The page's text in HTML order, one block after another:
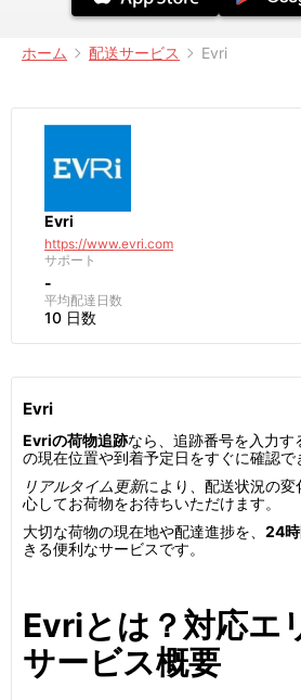
ホーム 配送サービス Evri
Evri
https://www.evri.com
サポート
-
平均配達日数
10 日数
Evri
Evriの荷物追跡なら、追跡番号を入力す
の現在位置や到着予定日をすぐに確認で
リアルタイム更新により、配送状況の
心してお荷物をお待ちいただけます。
大切な荷物の現在地や配達進捗を、 24
きる便利なサービスです。
Evriとは？対応エ
サービス概要